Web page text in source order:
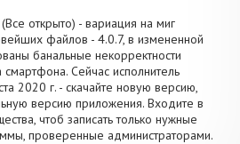
открыто) - вариация на миг
файлов - 4.0.7, в измененной
банальные некорректности
Сейчас исполнитель
2020 г. - скачайте новую версию,
версию приложения. Входите в
чтоб записать только нужные
проверенные администраторами.